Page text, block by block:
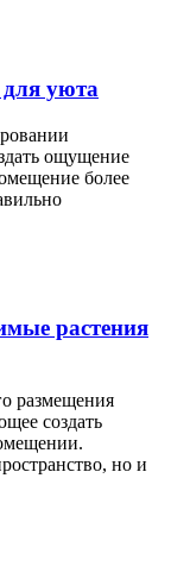
для уюта
ощущение
более
растения
размещения
создать
но и